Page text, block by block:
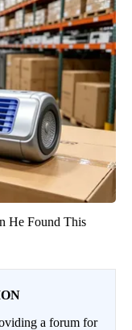
He Found This
a forum for